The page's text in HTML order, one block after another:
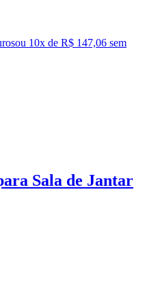
ou 10x de R$ 147,06 sem
Sala de Jantar